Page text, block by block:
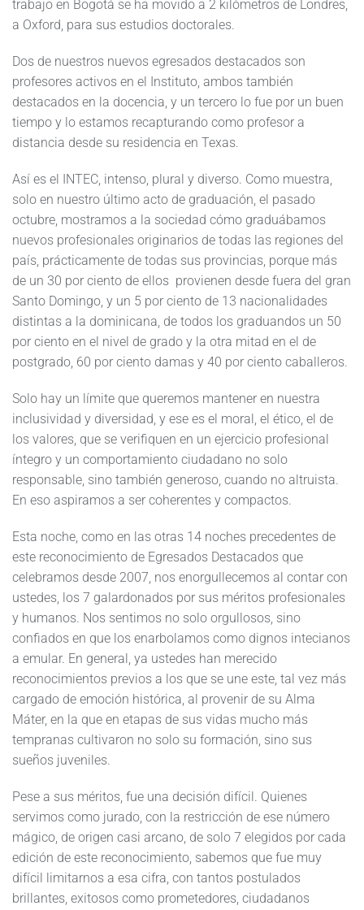
trabajo en Bogotá se ha movido a 2 kilómetros de Londres,
a Oxford, para sus estudios doctorales.
Dos de nuestros nuevos egresados destacados son
profesores activos en el Instituto, ambos también
destacados en la docencia, y un tercero lo fue por un buen
tiempo y lo estamos recapturando como profesor a
distancia desde su residencia en Texas.
Así es el INTEC, intenso, plural y diverso. Como muestra,
solo en nuestro último acto de graduación, el pasado
octubre, mostramos a la sociedad cómo graduábamos
nuevos profesionales originarios de todas las regiones del
país, prácticamente de todas sus provincias, porque más
de un 30 por ciento de ellos provienen desde fuera del gran
Santo Domingo, y un 5 por ciento de 13 nacionalidades
distintas a la dominicana, de todos los graduandos un 50
por ciento en el nivel de grado y la otra mitad en el de
postgrado, 60 por ciento damas y 40 por ciento caballeros.
Solo hay un límite que queremos mantener en nuestra
inclusividad y diversidad, y ese es el moral, el ético, el de
los valores, que se verifiquen en un ejercicio profesional
íntegro y un comportamiento ciudadano no solo
responsable, sino también generoso, cuando no altruista.
En eso aspiramos a ser coherentes y compactos.
Esta noche, como en las otras 14 noches precedentes de
este reconocimiento de Egresados Destacados que
celebramos desde 2007, nos enorgullecemos al contar con
ustedes, los 7 galardonados por sus méritos profesionales
y humanos. Nos sentimos no solo orgullosos, sino
confiados en que los enarbolamos como dignos intecianos
a emular. En general, ya ustedes han merecido
reconocimientos previos a los que se une este, tal vez más
cargado de emoción histórica, al provenir de su Alma
Máter, en la que en etapas de sus vidas mucho más
tempranas cultivaron no solo su formación, sino sus
sueños juveniles.
Pese a sus méritos, fue una decisión difícil. Quienes
servimos como jurado, con la restricción de ese número
mágico, de origen casi arcano, de solo 7 elegidos por cada
edición de este reconocimiento, sabemos que fue muy
difícil limitarnos a esa cifra, con tantos postulados
brillantes, exitosos como prometedores, ciudadanos